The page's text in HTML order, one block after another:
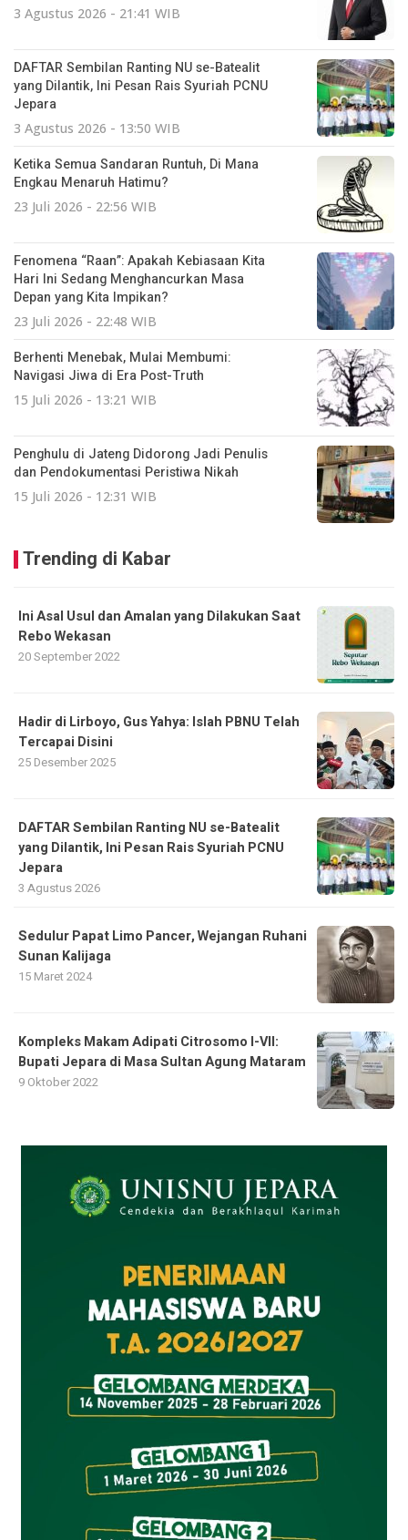
3 Agustus 2026 - 21:41 WIB
DAFTAR Sembilan Ranting NU se-Batealit
yang Dilantik, Ini Pesan Rais Syuriah PCNU
Jepara
3 Agustus 2026 - 13:50 WIB
Ketika Semua Sandaran Runtuh, Di Mana
Engkau Menaruh Hatimu?
23 Juli 2026 - 22:56 WIB
Fenomena “Raan”: Apakah Kebiasaan Kita
Hari Ini Sedang Menghancurkan Masa
Depan yang Kita Impikan?
23 Juli 2026 - 22:48 WIB
Berhenti Menebak, Mulai Membumi:
Navigasi Jiwa di Era Post-Truth
15 Juli 2026 - 13:21 WIB
Penghulu di Jateng Didorong Jadi Penulis
dan Pendokumentasi Peristiwa Nikah
15 Juli 2026 - 12:31 WIB
Trending di Kabar
Ini Asal Usul dan Amalan yang Dilakukan Saat
Rebo Wekasan
20 September 2022
Hadir di Lirboyo, Gus Yahya: Islah PBNU Telah
Tercapai Disini
25 Desember 2025
DAFTAR Sembilan Ranting NU se-Batealit
yang Dilantik, Ini Pesan Rais Syuriah PCNU
Jepara
3 Agustus 2026
Sedulur Papat Limo Pancer, Wejangan Ruhani
Sunan Kalijaga
15 Maret 2024
Kompleks Makam Adipati Citrosomo I-VII:
Bupati Jepara di Masa Sultan Agung Mataram
9 Oktober 2022